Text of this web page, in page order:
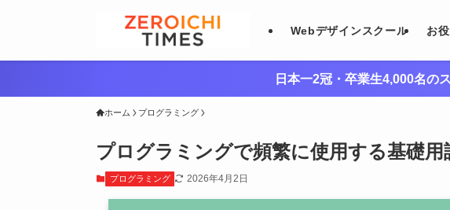
Webデザインスクール お
日本一2冠・卒業生4,000名の
ホーム プログラミング
プログラミングで頻繁に使用する基礎用
プログラミング 2026年4月2日